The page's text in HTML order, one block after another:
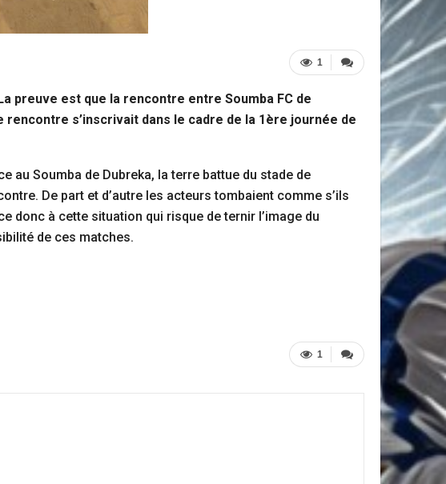
1
preuve est que la rencontre entre Soumba FC de
s’inscrivait dans le cadre de la 1ère journée de
au Soumba de Dubreka, la terre battue du stade de
De part et d’autre les acteurs tombaient comme s’ils
donc à cette situation qui risque de ternir l’image du
de ces matches.
1